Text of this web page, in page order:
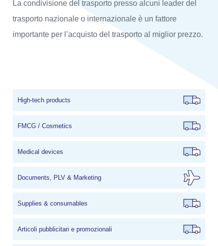
La condivisione del trasporto presso alcuni leader del
trasporto nazionale o internazionale è un fattore
importante per l’acquisto del trasporto al miglior prezzo.
High-tech products
FMCG / Cosmetics
Medical devices
Documents, PLV & Marketing
Supplies & consumables
Articoli pubblicitari e promozionali